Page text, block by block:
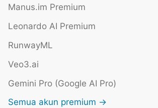
Manus.im Premium
Leonardo AI Premium
RunwayML
Veo3.ai
Gemini Pro (Google AI Pro)
Semua akun premium →